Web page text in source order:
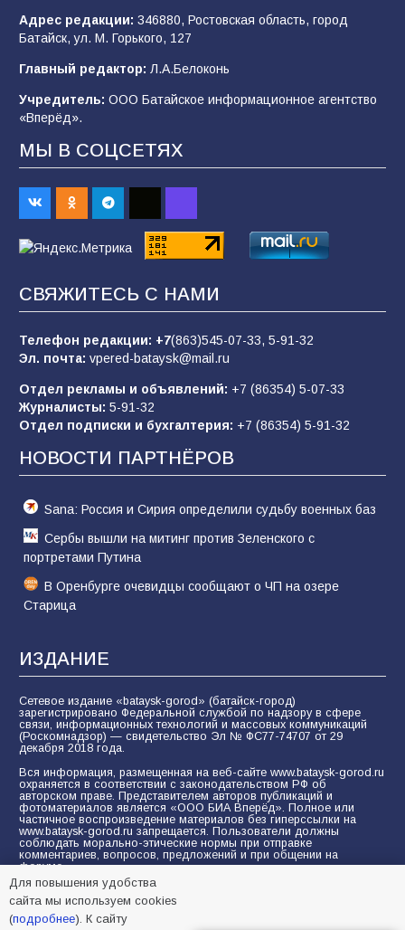
строительные профессии в ходе
спортивного праздника
92
Батайским спортсменам вручили награды
Евгений Остапенко
Батайчане вышли в финал Всероссийского
конкурса «Большая перемена»
Адрес редакции: 346880, Ростовская область, город
Батайск, ул. М. Горького, 127
Главный редактор: Л.А.Белоконь
Учредитель: ООО Батайское информационное агентство
«Вперёд».
МЫ В СОЦСЕТЯХ
СВЯЖИТЕСЬ С НАМИ
Телефон редакции: +7(863)545-07-33, 5-91-32
Эл. почта: vpered-bataysk@mail.ru
Отдел рекламы и объявлений: +7 (86354) 5-07-33
Журналисты: 5-91-32
Отдел подписки и бухгалтерия: +7 (86354) 5-91-32
НОВОСТИ ПАРТНЁРОВ
Sana: Россия и Сирия определили судьбу военных баз
Сербы вышли на митинг против Зеленского с
портретами Путина
В Оренбурге очевидцы сообщают о ЧП на озере
Старица
ИЗДАНИЕ
Сетевое издание «bataysk-gorod» (батайск-город)
зарегистрировано Федеральной службой по надзору в сфере
связи, информационных технологий и массовых коммуникаций
(Роскомнадзор) — свидетельство Эл № ФС77-74707 от 29
декабря 2018 года.
Вся информация, размещенная на веб-сайте www.bataysk-gorod.ru
охраняется в соответствии с законодательством РФ об
авторском праве. Представителем авторов публикаций и
фотоматериалов является «ООО БИА Вперёд». Полное или
частичное воспроизведение материалов без гиперссылки на
www.bataysk-gorod.ru запрещается. Пользователи должны
соблюдать морально-этические нормы при отправке
комментариев, вопросов, предложений и при общении на
форуме.
Политика конфиденциальности и защиты информации
Согласие на обработку персональных данных с помощью
сервисов Yandex.Metrika, LiveInternet, top.mail.ru
Для повышения удобства
сайта мы используем cookies
(подробнее). К сайту